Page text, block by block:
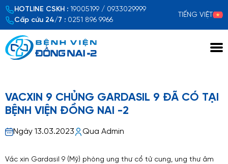
HOTLINE CSKH : 19005199 / 0933029999
Cấp cứu 24/7 : 0251 896 9966
TIẾNG VIỆT
VACXIN 9 CHỦNG GARDASIL 9 ĐÃ CÓ TẠI
BỆNH VIỆN ĐỒNG NAI -2
Ngày 13.03.2023 Qua Admin
Vắc xin Gardasil 9 (Mỹ) phòng ung thư cổ tử cung, ung thư âm